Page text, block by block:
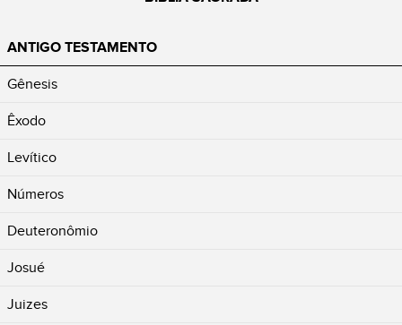
ANTIGO TESTAMENTO
Gênesis
Êxodo
Levítico
Números
Deuteronômio
Josué
Juizes